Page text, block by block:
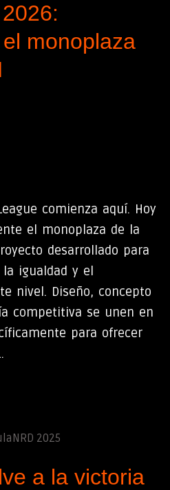
monoplaza
comienza aquí. Hoy
el monoplaza de la
desarrollado para
igualdad y el
nivel. Diseño, concepto
competitiva se unen en
para ofrecer
2025
a la victoria